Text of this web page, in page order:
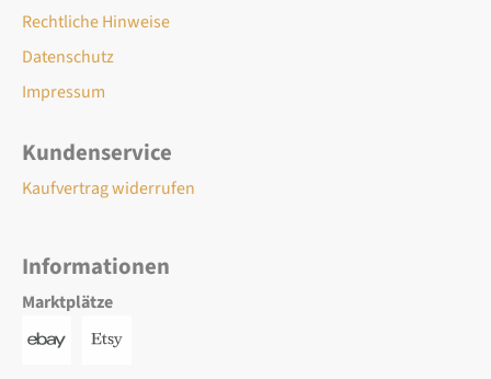
Rechtliche Hinweise
Datenschutz
Impressum
Kundenservice
Kaufvertrag widerrufen
Informationen
Marktplätze